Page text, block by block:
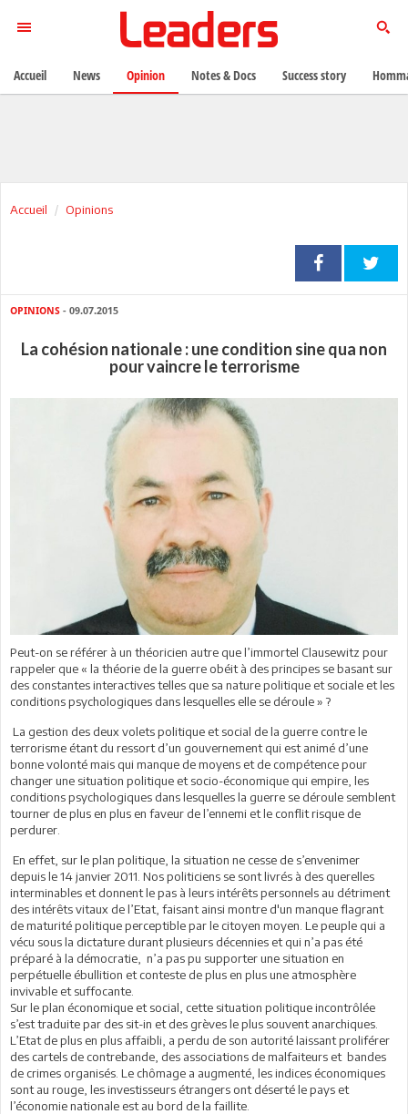
Accueil Opinions
OPINIONS - 09.07.2015
La cohésion nationale : une condition sine qua non
pour vaincre le terrorisme
Peut-on se référer à un théoricien autre que l’immortel Clausewitz pour
rappeler que « la théorie de la guerre obéit à des principes se basant sur
des constantes interactives telles que sa nature politique et sociale et les
conditions psychologiques dans lesquelles elle se déroule » ?
La gestion des deux volets politique et social de la guerre contre le
terrorisme étant du ressort d’un gouvernement qui est animé d’une
bonne volonté mais qui manque de moyens et de compétence pour
changer une situation politique et socio-économique qui empire, les
conditions psychologiques dans lesquelles la guerre se déroule semblent
tourner de plus en plus en faveur de l’ennemi et le conflit risque de
perdurer.
En effet, sur le plan politique, la situation ne cesse de s’envenimer
depuis le 14 janvier 2011. Nos politiciens se sont livrés à des querelles
interminables et donnent le pas à leurs intérêts personnels au détriment
des intérêts vitaux de l’Etat, faisant ainsi montre d'un manque flagrant
de maturité politique perceptible par le citoyen moyen. Le peuple qui a
vécu sous la dictature durant plusieurs décennies et qui n’a pas été
préparé à la démocratie, n’a pas pu supporter une situation en
perpétuelle ébullition et conteste de plus en plus une atmosphère
invivable et suffocante.
Sur le plan économique et social, cette situation politique incontrôlée
s’est traduite par des sit-in et des grèves le plus souvent anarchiques.
L’Etat de plus en plus affaibli, a perdu de son autorité laissant proliférer
des cartels de contrebande, des associations de malfaiteurs et bandes
de crimes organisés. Le chômage a augmenté, les indices économiques
sont au rouge, les investisseurs étrangers ont déserté le pays et
l’économie nationale est au bord de la faillite.
Accueil News Opinion Notes & Docs Success story